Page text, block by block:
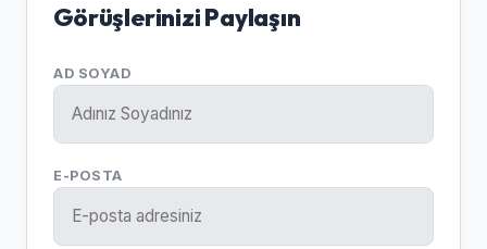
Görüşlerinizi Paylaşın
AD SOYAD
E-POSTA